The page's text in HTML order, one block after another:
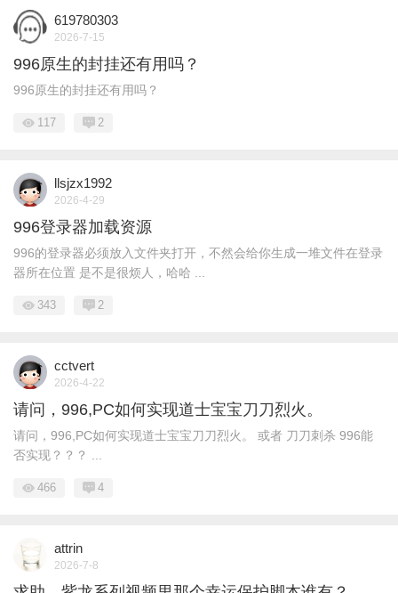
619780303
2026-7-15
996原生的封挂还有用吗？
996原生的封挂还有用吗？
117 2
llsjzx1992
2026-4-29
996登录器加载资源
996的登录器必须放入文件夹打开，不然会给你生成一堆文件在登录
器所在位置 是不是很烦人，哈哈 ...
343 2
cctvert
2026-4-22
请问，996,PC如何实现道士宝宝刀刀烈火。
请问，996,PC如何实现道士宝宝刀刀烈火。 或者 刀刀刺杀 996能
否实现？？？ ...
466 4
attrin
2026-7-8